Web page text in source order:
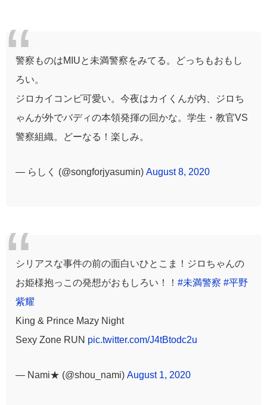
警察ものはMIUと未満警察をみてる。どっちもおもし
ろい。
ジロカイコンビ可愛い。今夜はカイくんが内、ジロち
ゃんが外でバディの本領発揮の回かな。学生・教官VS
警察組織。どーなる！楽しみ。
— らしく (@songforjyasumin) August 8, 2020
シリアスな事件の前の面白いひとこま！ジロちゃんの
お姫様抱っこの発想がおもしろい！！ #未満警察 #平野
紫耀
King & Prince Mazy Night
Sexy Zone RUN pic.twitter.com/J4tBtodc2u
— Nami★ (@shou_nami) August 1, 2020